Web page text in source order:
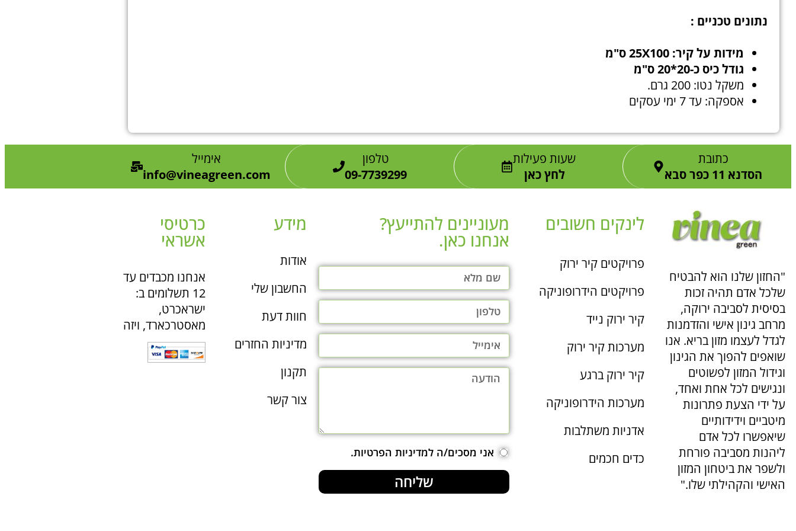
נתונים טכניים :
מידות על קיר: 25X100 ס"מ
גודל כיס כ-20*20 ס"מ
משקל נטו: 200 גרם.
אספקה: עד 7 ימי עסקים
כתובת
הסדנא 11 כפר סבא
שעות פעילות
לחץ כאן
טלפון
09-7739299
אימייל
info@vineagreen.com
"החזון שלנו הוא להבטיח
שלכל אדם תהיה זכות
בסיסית לסביבה ירוקה,
מרחב גינון אישי והזדמנות
לגדל לעצמו מזון בריא. אנו
שואפים להפוך את הגינון
וגידול המזון לפשוטים
ונגישים לכל אחת ואחד,
על ידי הצעת פתרונות
מיטביים וידידותיים
שיאפשרו לכל אדם
ליהנות מסביבה פורחת
ולשפר את ביטחון המזון
האישי והקהילתי שלו."
לינקים חשובים
פרויקטים קיר ירוק
פרויקטים הידרופוניקה
קיר ירוק נייד
מערכות קיר ירוק
קיר ירוק ברגע
מערכות הידרופוניקה
אדניות משתלבות
כדים חכמים
מעוניינים להתייעץ?
אנחנו כאן.​
אני מסכים/ה למדיניות הפרטיות.
שליחה
מידע
אודות
החשבון שלי
חוות דעת
מדיניות החזרים
תקנון
צור קשר
כרטיסי
אשראי
אנחנו מכבדים עד
12 תשלומים ב:
ישראכרט,
מאסטרכארד, ויזה